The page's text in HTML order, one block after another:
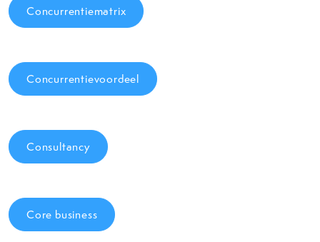
Concurrentiematrix
Concurrentievoordeel
Consultancy
Core business